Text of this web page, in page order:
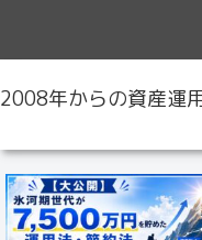
2008年からの資産運